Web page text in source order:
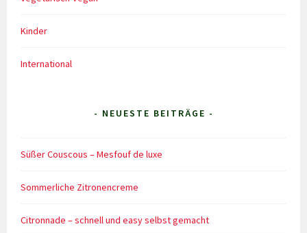
Kinder
International
- NEUESTE BEITRÄGE -
Süßer Couscous – Mesfouf de luxe
Sommerliche Zitronencreme
Citronnade – schnell und easy selbst gemacht